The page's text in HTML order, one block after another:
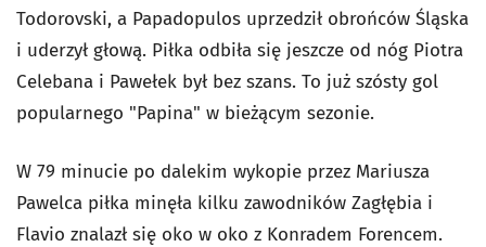
Todorovski, a Papadopulos uprzedził obrońców Śląska
i uderzył głową. Piłka odbiła się jeszcze od nóg Piotra
Celebana i Pawełek był bez szans. To już szósty gol
popularnego "Papina" w bieżącym sezonie.
W 79 minucie po dalekim wykopie przez Mariusza
Pawelca piłka minęła kilku zawodników Zagłębia i
Flavio znalazł się oko w oko z Konradem Forencem.